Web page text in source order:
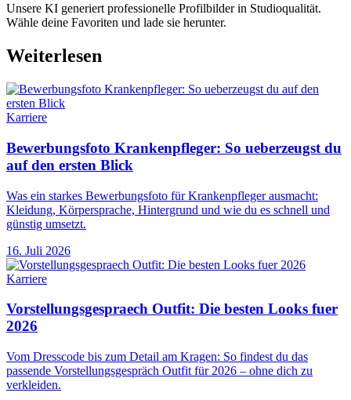
Unsere KI generiert professionelle Profilbilder in Studioqualität.
Wähle deine Favoriten und lade sie herunter.
Weiterlesen
Karriere
Bewerbungsfoto Krankenpfleger: So ueberzeugst du
auf den ersten Blick
Was ein starkes Bewerbungsfoto für Krankenpfleger ausmacht:
Kleidung, Körpersprache, Hintergrund und wie du es schnell und
günstig umsetzt.
16. Juli 2026
Karriere
Vorstellungsgespraech Outfit: Die besten Looks fuer
2026
Vom Dresscode bis zum Detail am Kragen: So findest du das
passende Vorstellungsgespräch Outfit für 2026 – ohne dich zu
verkleiden.